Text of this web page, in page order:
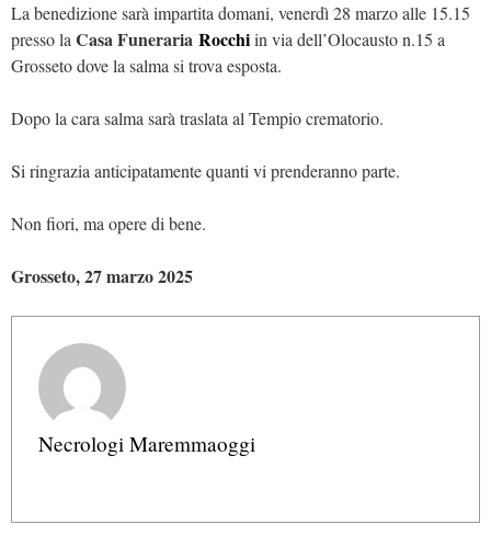
La benedizione sarà impartita domani, venerdì 28 marzo alle 15.15
presso laCasa Funeraria Rocchiin via dell’Olocausto n.15 a
Grosseto dove la salma si trova esposta.
Dopo la cara salma sarà traslata al Tempio crematorio.
Si ringrazia anticipatamente quanti vi prenderanno parte.
Non fiori, ma opere di bene.
Grosseto, 27 marzo 2025
Necrologi Maremmaoggi